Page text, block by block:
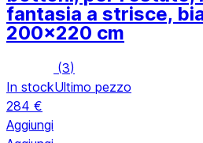
fantasia a strisce,
200x220 cm
(3)
In stockUltimo pezzo
284 €
Aggiungi